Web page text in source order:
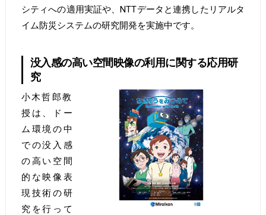
シティへの適用実証や、NTTデータと連携したリアルタ
イム防災システムの研究開発を実施中です。
没入感の高い空間映像の利用に関する応用研
究
小木哲郎教
授は、ドー
ム環境の中
での没入感
の高い空間
的な映像表
現技術の研
究を行って